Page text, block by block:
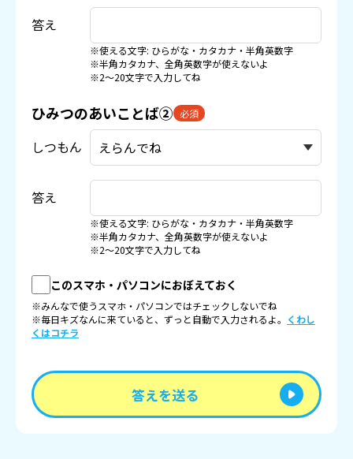
答え
※使える文字: ひらがな・カタカナ・半角英数字
※半角カタカナ、全角英数字が使えないよ
※2〜20文字で入力してね
ひみつのあいことば② 必須
しつもん
答え
※使える文字: ひらがな・カタカナ・半角英数字
※半角カタカナ、全角英数字が使えないよ
※2〜20文字で入力してね
このスマホ・パソコンにおぼえておく
※みんなで使うスマホ・パソコンではチェックしないでね
※毎日キズなんに来ていると、ずっと自動で入力されるよ。 くわし
くはコチラ
答えを送る